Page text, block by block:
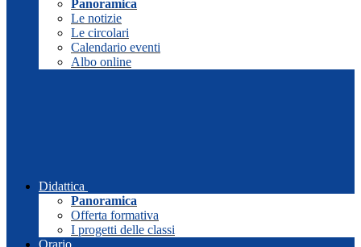
Panoramica
Le notizie
Le circolari
Calendario eventi
Albo online
Didattica
Panoramica
Offerta formativa
I progetti delle classi